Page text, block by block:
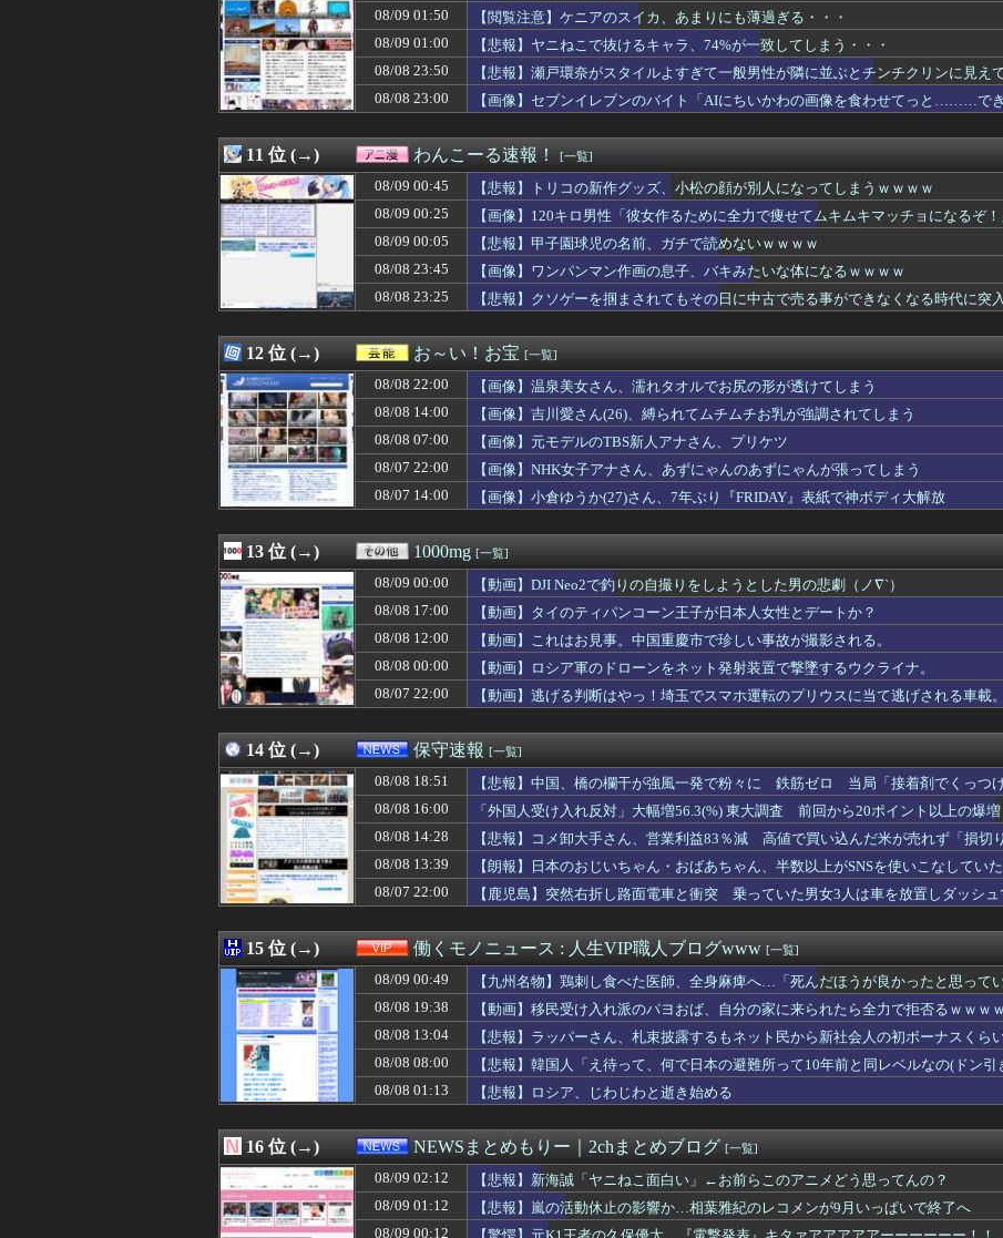
08/09 01:06
娘が作った大鍋の豚汁を嫁が勝手に外へ出した。家族全員で何度注意しても、次の冬に...
08/09 01:05
【画像】マッチングアプリでこんなギャルが来たらどうする？
08/09 01:05
「あの、ナメてます？」ショートスリーパー・堀大輔氏が高須幹弥氏にブチギレ「睡眠...
08/09 01:05
【画像】美人YouTuberさん、美化フィルターが外れてぶっコ抜けｗｗｗｗｗｗ...
08/09 01:05
PCゲーム「まず20万円以上のPCを買います」←これ
08/09 01:03
【朗報】HIKAKINの鬼茶、怒りの半額セール怪開始ｗｗｗｗｗｗｗｗｗｗｗｗｗ...
08/09 01:03
教師に転職した彼女が深夜まで仕事するとうになった。毎週土日を空けても月に数回し...
08/09 01:03
【急募】2ヶ月で体重を10kg増やすには？
08/09 01:03
【悲報】女性審判員、大誤審の試合後涙ぐみながら謝罪
08/09 01:02
カナダの新規雇用が大幅増！米雇用と対照的に強さを見せる！（海外の反応）
08/09 01:01
【速報】高橋宏斗、クリスタルパレスと契約合意
08/09 01:00
会社「キミ、転勤ね」 男性社員「なら辞めますわ」 → 凄いことになるｗｗｗｗｗ...
いまだに続いていると聞いてビビる漫画「ながされて藍蘭島」「咲」「らき☆すた」
【悲報】最近の大谷走塁ミス
08/09 01:00
「プリコネ」×「ウマ娘」コラボ決定！！！！
08/09 01:00
飼ってる子猫が氏にそう。夫はお猫様だから、日に日にやつれていく子猫を見て狼狽し...
08/09 01:00
「路上駐車」はなぜ姿を消しつつあるのか？ 経験者わずか2割という衝撃!「昔は普...
08/09 01:00
【画像】移民についての日本人の本音、だいたいこれｗｗｗｗ
08/09 01:00
【腹筋崩壊】見た瞬間吹いた画像を貼っていくスレｗｗｗｗ
08/09 01:00
【にじ甲2026】ところで野球って魔法使うのOKなんやっけ？
08/09 01:00
認知症の高齢者の資産260兆円が狙われている！ 「被害者の8割がだまされた認識...
08/09 01:00
【ラブライブ！】降幡愛さんがドッキリGPに出演！！！！
08/09 01:00
【画像】この兎のアイドルVチューバーが可愛いｗｗｗｗｗｗｗｗｗｗ
08/09 01:00
【イタリア-ギリシャ】古代からのライバル関係【ポーランドボール】
08/09 01:00
【映画館ポップコーン】隣でクチャクチャゴクゴクやられて頭にきてぶん殴ったらスタ...
08/09 01:00
韓国人「W杯本戦にパレスチナ国旗持ち込みはデマ」→「2年前の予選の映像だったと...
08/09 01:00
【東京】“インプラント壊れた”恐喝か 実際は装着なし 55歳男逮捕「100件...
08/09 01:00
【池袋暴走】1000ページ熟読も無駄！飯塚の獄中死が曝した上級国民の闇
08/09 00:59
菅原キャプテンの金ジャージｷﾀ━(ﾟ∀ﾟ)━!【乃木坂46】
08/09 00:56
33歳の童顔ロリっ子グラドル、ドスケベDVDで限界ギリギリ露出wwwwww辰巳...
08/09 00:56
【朗報】天才、三井寺 眞…国際移籍はFIFA規定で出来ないから高校卒業したらド...
08/09 00:55
角栓ニュルッ、歯茎グラグラ… 「気持ち悪いネット広告」への苦情が急増 [8/...
08/09 00:50
【画像】渋谷に古き良きギャル、現るｗｗｗｗｗｗｗｗｗｗｗｗ 【Pickup08...
08/09 00:50
俺「あなたの幸せを壊してしまい申し訳ない」 間男の婚約者「私は結婚する前でした...
08/09 00:50
【自業自得】嬢とダブルの生活に自信満々だった結果、俺の人生がこうなったｗｗｗｗ
08/09 00:50
【画像】感電gif特集！見てるだけでビリビリくるやつｗｗｗｗ
08/09 00:49
【九州名物】鶏刺し食べた医師、全身麻痺へ…「死んだほうが良かったと思っていた」
08/09 00:48
佐々木朗希が巨大グローブで見せた好フィールディングにMLBファン騒然！←「目を...
08/09 00:46
広島東洋カープ、暴力団に対する声明を発表
08/09 00:45
DeNA、伊勢・戸柱の金剛力士バッテリーが躍動！相川監督「伊勢が満塁の場面でし...
08/09 00:45
【悲報】女審判さん、甲子園で盛大にやらかす
08/09 00:45
【悲報】トリコの新作グッズ、小松の顔が別人になってしまうｗｗｗｗ
08/09 00:42
【画像】NHK浅田春奈アナの巨乳が垂れ始めてしまう
08/09 00:40
【画像】爆乳女さん、乳を出さないと息苦しいｗｗｗwｗｗｗｗｗｗｗｗ❤
08/09 01:50
【閲覧注意】ケニアのスイカ、あまりにも薄過ぎる・・・
08/09 01:00
【悲報】ヤニねこで抜けるキャラ、74%が一致してしまう・・・
08/08 23:50
【悲報】瀬戸環奈がスタイルよすぎて一般男性が隣に並ぶとチンチクリンに見え
08/08 23:00
【画像】セブンイレブンのバイト「AIにちいかわの画像を食わせてっと………でき
11 位 (→) わんこーる速報！ [一覧]
08/09 00:45
【悲報】トリコの新作グッズ、小松の顔が別人になってしまうｗｗｗｗ
08/09 00:25
【画像】120キロ男性「彼女作るために全力で痩せてムキムキマッチョになるぞ
08/09 00:05
【悲報】甲子園球児の名前、ガチで読めないｗｗｗｗ
08/08 23:45
【画像】ワンパンマン作画の息子、バキみたいな体になるｗｗｗｗ
08/08 23:25
【悲報】クソゲーを掴まされてもその日に中古で売る事ができなくなる時代に突
12 位 (→) お～い！お宝 [一覧]
08/08 22:00
【画像】温泉美女さん、濡れタオルでお尻の形が透けてしまう
08/08 14:00
【画像】吉川愛さん(26)、縛られてムチムチお乳が強調されてしまう
08/08 07:00
【画像】元モデルのTBS新人アナさん、プリケツ
08/07 22:00
【画像】NHK女子アナさん、あずにゃんのあずにゃんが張ってしまう
08/07 14:00
【画像】小倉ゆうか(27)さん、7年ぶり『FRIDAY』表紙で神ボディ大解放
13 位 (→) 1000mg [一覧]
08/09 00:00
【動画】DJI Neo2で釣りの自撮りをしようとした男の悲劇（ノ∇`）
08/08 17:00
【動画】タイのティパンコーン王子が日本人女性とデートか？
08/08 12:00
【動画】これはお見事。中国重慶市で珍しい事故が撮影される。
08/08 00:00
【動画】ロシア軍のドローンをネット発射装置で撃墜するウクライナ。
08/07 22:00
【動画】逃げる判断はやっ！埼玉でスマホ運転のプリウスに当て逃げされる車載。
14 位 (→) 保守速報 [一覧]
08/08 18:51
【悲報】中国、橋の欄干が強風一発で粉々に 鉄筋ゼロ 当局「接着剤でくっつ
08/08 16:00
「外国人受け入れ反対」大幅増56.3(%) 東大調査 前回から20ポイント以上の爆増
08/08 14:28
【悲報】コメ卸大手さん、営業利益83％減 高値で買い込んだ米が売れず「損切
08/08 13:39
【朗報】日本のおじいちゃん・おばあちゃん、半数以上がSNSを使いこなしてい
08/07 22:00
【鹿児島】突然右折し路面電車と衝突 乗っていた男女3人は車を放置しダッシュ
15 位 (→) 働くモノニュース : 人生VIP職人ブログwww [一覧]
08/09 00:49
【九州名物】鶏刺し食べた医師、全身麻痺へ…「死んだほうが良かったと思ってい
08/08 19:38
【動画】移民受け入れ派のパヨおば、自分の家に来られたら全力で拒否るｗｗｗ
08/08 13:04
【悲報】ラッパーさん、札束披露するもネット民から新社会人の初ボーナスくら
08/08 08:00
【悲報】韓国人「え待って、何で日本の避難所って10年前と同レベルなの(ドン引
08/08 01:13
【悲報】ロシア、じわじわと逝き始める
16 位 (→) NEWSまとめもりー｜2chまとめブログ [一覧]
08/09 02:12
【悲報】新海誠「ヤニねこ面白い」←お前らこのアニメどう思ってんの？
08/09 01:12
【悲報】嵐の活動休止の影響か…相葉雅紀のレコメンが9月いっぱいで終了へ
08/09 00:12